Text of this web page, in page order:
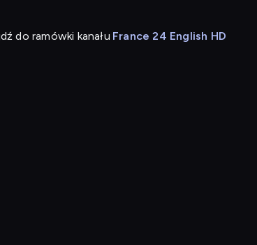
do ramówki kanału France 24 English HD